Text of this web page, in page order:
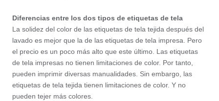
Diferencias entre los dos tipos de etiquetas de tela
La solidez del color de las etiquetas de tela tejida después del
lavado es mejor que la de las etiquetas de tela impresa. Pero
el precio es un poco más alto que este último. Las etiquetas
de tela impresas no tienen limitaciones de color. Por tanto,
pueden imprimir diversas manualidades. Sin embargo, las
etiquetas de tela tejida tienen limitaciones de color. Y no
pueden tejer más colores.